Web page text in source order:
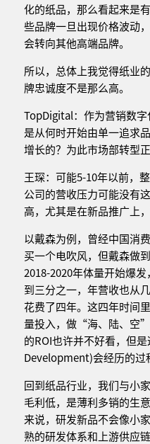
化的纸品，那么看起来是
些品牌一旦出现价格波动
会转向其他高端品牌。
所以，总体上我觉得纸业
牌忠诚度不是那么高。
TopDigital：作为营销数
是从何时开始由单一追求
增长的？为此市场部转型
王琛：可能5-10年以前，
公司的营收压力可能没有
高，尤其是在新品推广上
以戴森为例，曾经中国消
买一个电吹风，但戴森做
2018-2020年体量开始爆
到三分之一，年营收也从
花费了四年。这四年时间
量投入，做“海、陆、空
的ROI也许并不好看，但
Development)会经历的过
回到纸品行业，我们与小
毛利低，是薄利多销的生
来说，研发新品不会像小
熟的研发体系和上游供应